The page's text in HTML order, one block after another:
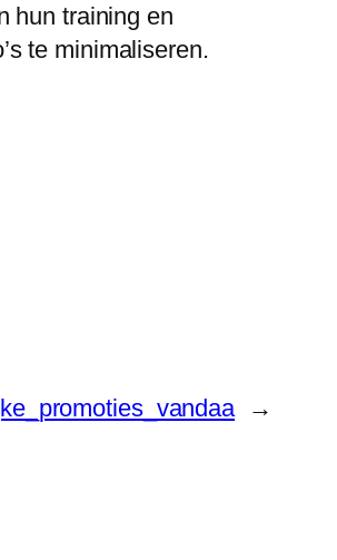
hun training en
te minimaliseren.
→